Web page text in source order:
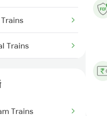
Trains
Trains
Trains